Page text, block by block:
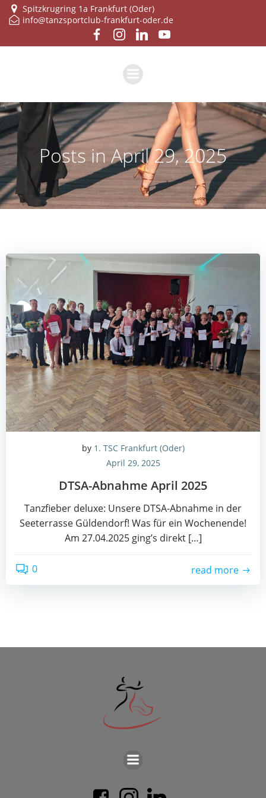
Zum
Inhalt
springen
Spitzkrugring 1a Frankfurt (Oder)
info@tanzsportclub-frankfurt-oder.de
Posts in April 29, 2025
by 1. TSC Frankfurt (Oder)
April 29, 2025
DTSA-Abnah­me April 2025
Tanz­fie­ber delu­xe: Unse­re DTSA-Abnah­me in der
See­ter­ras­se Güldendorf! Was für ein Wochen­en­de!
Am 27.04.2025 ging’s direkt […]
0 read more